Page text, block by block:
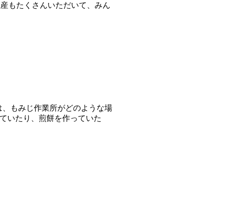
もたくさんいただいて、みん
もみじ作業所がどのような場
いたり、煎餅を作っていた